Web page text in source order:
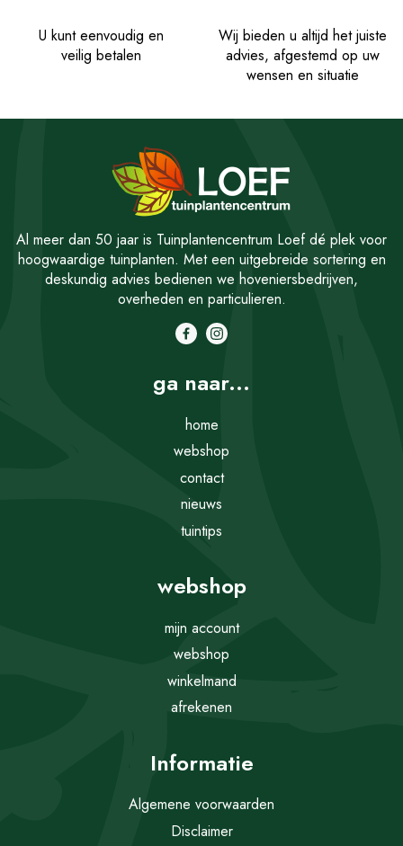
U kunt eenvoudig en
veilig betalen
Wij bieden u altijd het juiste
advies, afgestemd op uw
wensen en situatie
Al meer dan 50 jaar is Tuinplantencentrum Loef dé plek voor
hoogwaardige tuinplanten. Met een uitgebreide sortering en
deskundig advies bedienen we hoveniersbedrijven,
overheden en particulieren.
ga naar...
home
webshop
contact
nieuws
tuintips
webshop
mijn account
webshop
winkelmand
afrekenen
Informatie
Algemene voorwaarden
Disclaimer